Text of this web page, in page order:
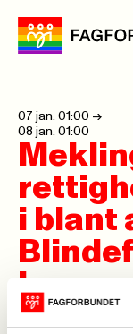
07 jan. 01:00 ->
08 jan. 01:00
i blant